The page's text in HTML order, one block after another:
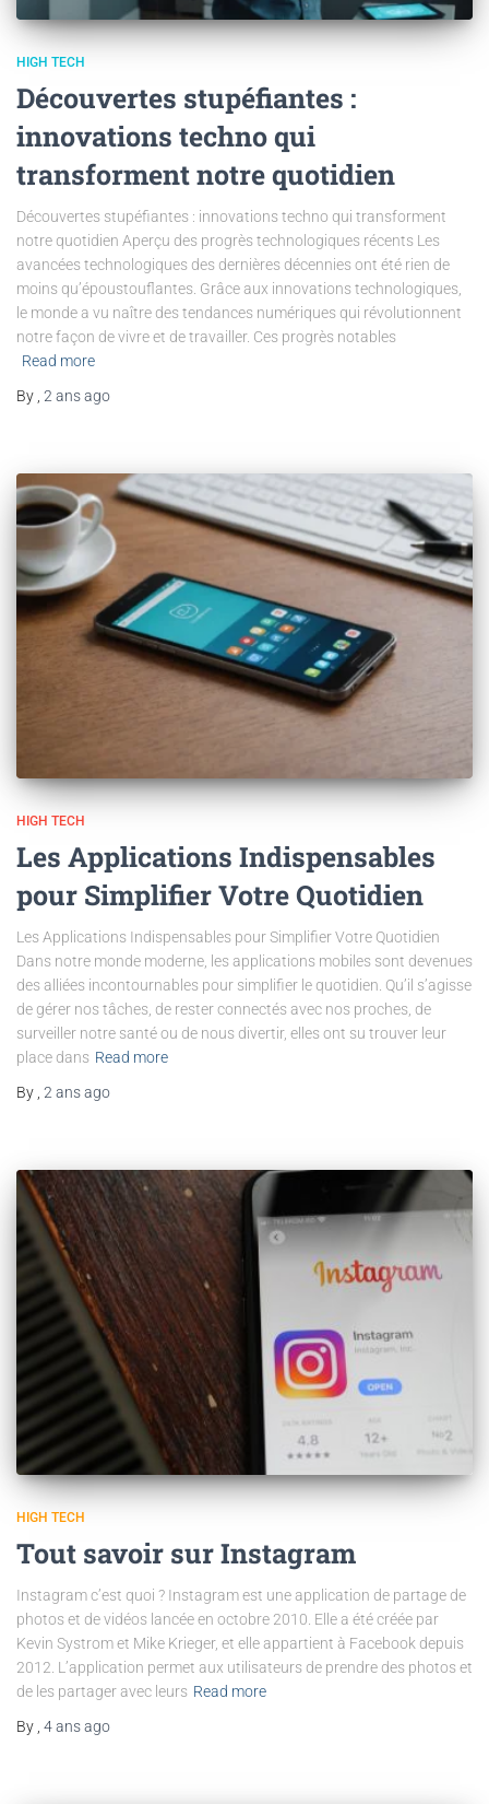
HIGH TECH
Découvertes stupéfiantes :
innovations techno qui
transforment notre quotidien
Découvertes stupéfiantes : innovations techno qui transforment
notre quotidien Aperçu des progrès technologiques récents Les
avancées technologiques des dernières décennies ont été rien de
moins qu’époustouflantes. Grâce aux innovations technologiques,
le monde a vu naître des tendances numériques qui révolutionnent
notre façon de vivre et de travailler. Ces progrès notables
Read more
By 2 ansago
HIGH TECH
Les Applications Indispensables
pour Simplifier Votre Quotidien
Les Applications Indispensables pour Simplifier Votre Quotidien
Dans notre monde moderne, les applications mobiles sont devenues
des alliées incontournables pour simplifier le quotidien. Qu’il s’agisse
de gérer nos tâches, de rester connectés avec nos proches, de
surveiller notre santé ou de nous divertir, elles ont su trouver leur
place dans Read more
By 2 ansago
HIGH TECH
Tout savoir sur Instagram
Instagram c’est quoi ? Instagram est une application de partage de
photos et de vidéos lancée en octobre 2010. Elle a été créée par
Kevin Systrom et Mike Krieger, et elle appartient à Facebook depuis
2012. L’application permet aux utilisateurs de prendre des photos et
de les partager avec leurs Read more
By 4 ansago